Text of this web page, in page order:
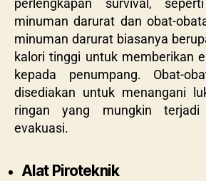
perlengkapan survival,
minuman darurat dan obat-
minuman darurat biasanya
kalori tinggi untuk memberikan
kepada penumpang. Obat-
disediakan untuk menangani
ringan yang mungkin
evakuasi.
Alat Piroteknik